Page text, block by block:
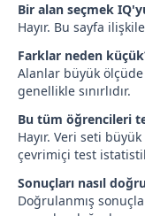
Bir alan seçmek
Hayır. Bu sayfa
Farklar neden
Alanlar büyük
genellikle sınırlıdır.
Bu tüm öğrencileri
Hayır. Veri seti
çevrimiçi test
Sonuçları nasıl
Doğrulanmış